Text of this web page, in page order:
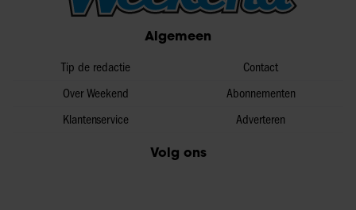
Algemeen
Tip de redactie
Over Weekend
Klantenservice
Contact
Abonnementen
Adverteren
Volg ons